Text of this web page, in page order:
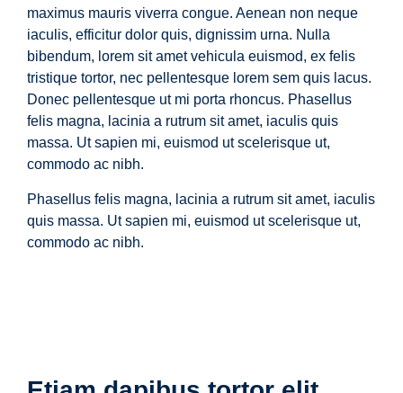
maximus mauris viverra congue. Aenean non neque
iaculis, efficitur dolor quis, dignissim urna. Nulla
bibendum, lorem sit amet vehicula euismod, ex felis
tristique tortor, nec pellentesque lorem sem quis lacus.
Donec pellentesque ut mi porta rhoncus. Phasellus
felis magna, lacinia a rutrum sit amet, iaculis quis
massa. Ut sapien mi, euismod ut scelerisque ut,
commodo ac nibh.
Phasellus felis magna, lacinia a rutrum sit amet, iaculis
quis massa. Ut sapien mi, euismod ut scelerisque ut,
commodo ac nibh.